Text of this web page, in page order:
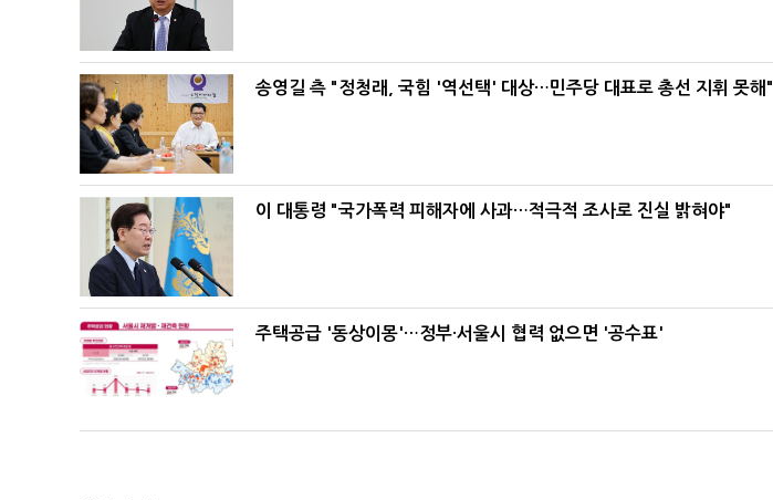
송영길 측 "정청래, 국힘 '역선택' 대상…민주당 대표로 총선 지휘 못해"
이 대통령 "국가폭력 피해자에 사과…적극적 조사로 진실 밝혀야"
주택공급 '동상이몽'…정부·서울시 협력 없으면 '공수표'